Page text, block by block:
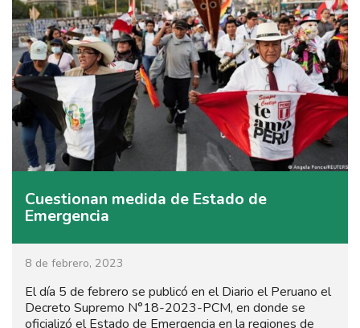
Cuestionan medida de Estado de
Emergencia
8 de febrero, 2023
El día 5 de febrero se publicó en el Diario el Peruano el
Decreto Supremo N°18-2023-PCM, en donde se
oficializó el Estado de Emergencia en la regiones de